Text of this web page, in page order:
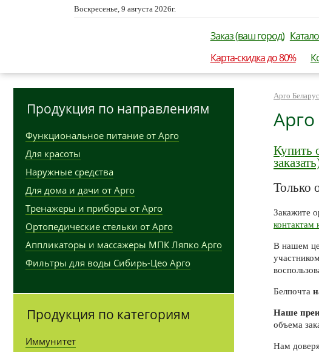
Воскресенье, 9 августа 2026г.
Заказ (ваш город)
Карта-скидка до 80%
Арго
Купить
Только
Закажите
контактам
В нашем
Белпочта
Наше
объема
Нам
Продукция по направлениям
Функциональное питание от Арго
Для красоты
Наружные средства
Для дома и дачи от Арго
Тренажеры и приборы от Арго
Ортопедические стельки от Арго
Аппликаторы и массажеры МПК Ляпко Арго
Фильтры для воды Сибирь-Цео Арго
Продукция по категориям
Иммунитет